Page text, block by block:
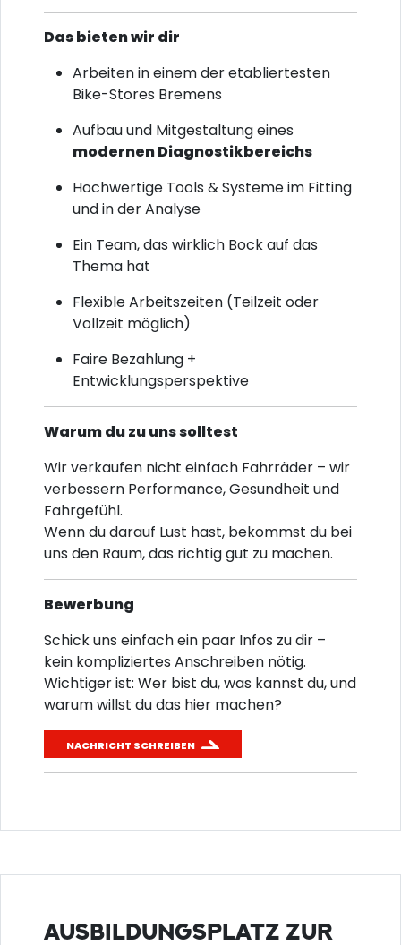
Das bieten wir dir
Arbeiten in einem der etabliertesten
Bike-Stores Bremens
Aufbau und Mitgestaltung eines
modernen Diagnostikbereichs
Hochwertige Tools & Systeme im Fitting
und in der Analyse
Ein Team, das wirklich Bock auf das
Thema hat
Flexible Arbeitszeiten (Teilzeit oder
Vollzeit möglich)
Faire Bezahlung +
Entwicklungsperspektive
Warum du zu uns solltest
Wir verkaufen nicht einfach Fahrräder – wir
verbessern Performance, Gesundheit und
Fahrgefühl.
Wenn du darauf Lust hast, bekommst du bei
uns den Raum, das richtig gut zu machen.
Bewerbung
Schick uns einfach ein paar Infos zu dir –
kein kompliziertes Anschreiben nötig.
Wichtiger ist: Wer bist du, was kannst du, und
warum willst du das hier machen?
NACHRICHT SCHREIBEN
AUSBILDUNGSPLATZ ZUR